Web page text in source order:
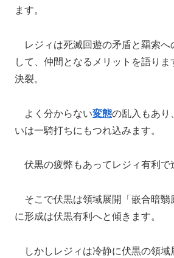
ます。
レジィは死滅回遊の矛盾と羂索
して、仲間となるメリットを語り
決裂。
よく分からない変態の乱入もあり
いは一騎打ちにもつれ込みます。
伏黒の疲弊もあってレジィ有利で
そこで伏黒は領域展開「嵌合暗
に形成は伏黒有利へと傾きます。
しかしレジィは冷静に伏黒の領